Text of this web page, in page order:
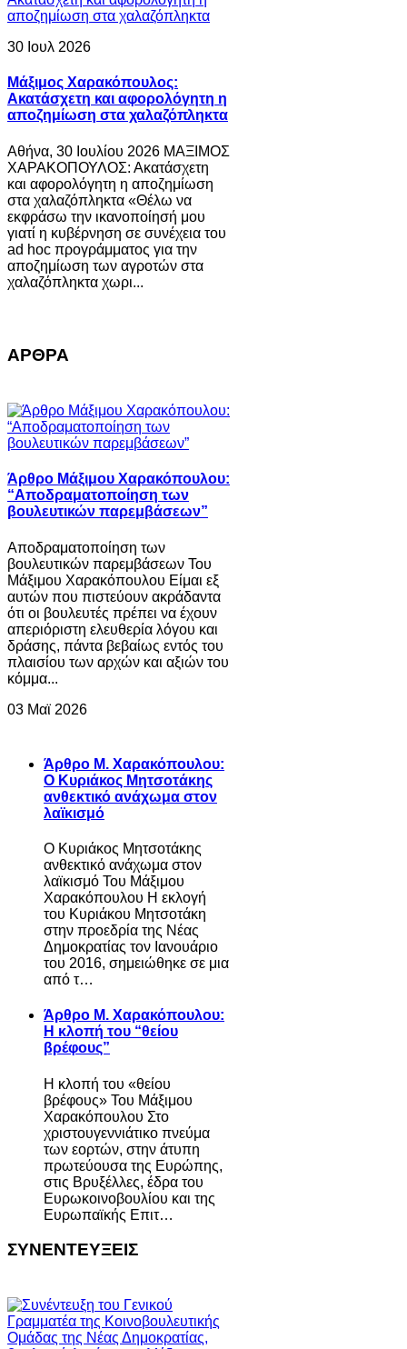
30 Ιουλ 2026
Μάξιμος Χαρακόπουλος:
Ακατάσχετη και αφορολόγητη η
αποζημίωση στα χαλαζόπληκτα
Αθήνα, 30 Ιουλίου 2026 ΜΑΞΙΜΟΣ
ΧΑΡΑΚΟΠΟΥΛΟΣ: Ακατάσχετη
και αφορολόγητη η αποζημίωση
στα χαλαζόπληκτα «Θέλω να
εκφράσω την ικανοποίησή μου
γιατί η κυβέρνηση σε συνέχεια του
ad hoc προγράμματος για την
αποζημίωση των αγροτών στα
χαλαζόπληκτα χωρι...
ΑΡΘΡΑ
Άρθρο Μάξιμου Χαρακόπουλου:
“Αποδραματοποίηση των
βουλευτικών παρεμβάσεων”
Αποδραματοποίηση των
βουλευτικών παρεμβάσεων Του
Μάξιμου Χαρακόπουλου Είμαι εξ
αυτών που πιστεύουν ακράδαντα
ότι οι βουλευτές πρέπει να έχουν
απεριόριστη ελευθερία λόγου και
δράσης, πάντα βεβαίως εντός του
πλαισίου των αρχών και αξιών του
κόμμα...
03 Μαϊ 2026
Άρθρο Μ. Χαρακόπουλου:
Ο Κυριάκος Μητσοτάκης
ανθεκτικό ανάχωμα στον
λαϊκισμό
Ο Κυριάκος Μητσοτάκης
ανθεκτικό ανάχωμα στον
λαϊκισμό Του Μάξιμου
Χαρακόπουλου Η εκλογή
του Κυριάκου Μητσοτάκη
στην προεδρία της Νέας
Δημοκρατίας τον Ιανουάριο
του 2016, σημειώθηκε σε μια
από τ…
Άρθρο Μ. Χαρακόπουλου:
Η κλοπή του “θείου
βρέφους”
Η κλοπή του «θείου
βρέφους» Του Μάξιμου
Χαρακόπουλου Στο
χριστουγεννιάτικο πνεύμα
των εορτών, στην άτυπη
πρωτεύουσα της Ευρώπης,
στις Βρυξέλλες, έδρα του
Ευρωκοινοβουλίου και της
Ευρωπαϊκής Επιτ…
ΣΥΝΕΝΤΕΥΞΕΙΣ